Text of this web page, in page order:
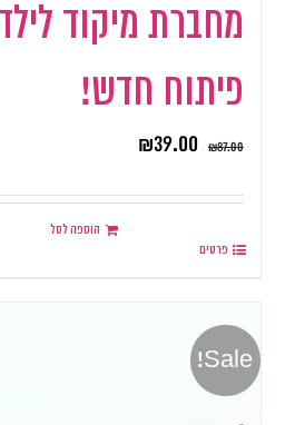
מחברת מיקוד
פיתוח חדש!
₪87.00
₪39.00
הוספה לסל
פרטים
Sale!